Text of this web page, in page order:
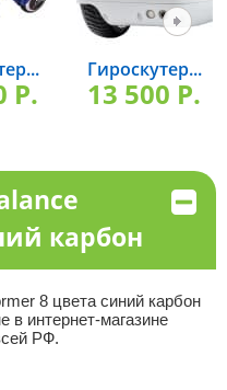
P.
Гироскутер...
13 500 P.
карбон
8 цвета синий карбон
в интернет-магазине
РФ.